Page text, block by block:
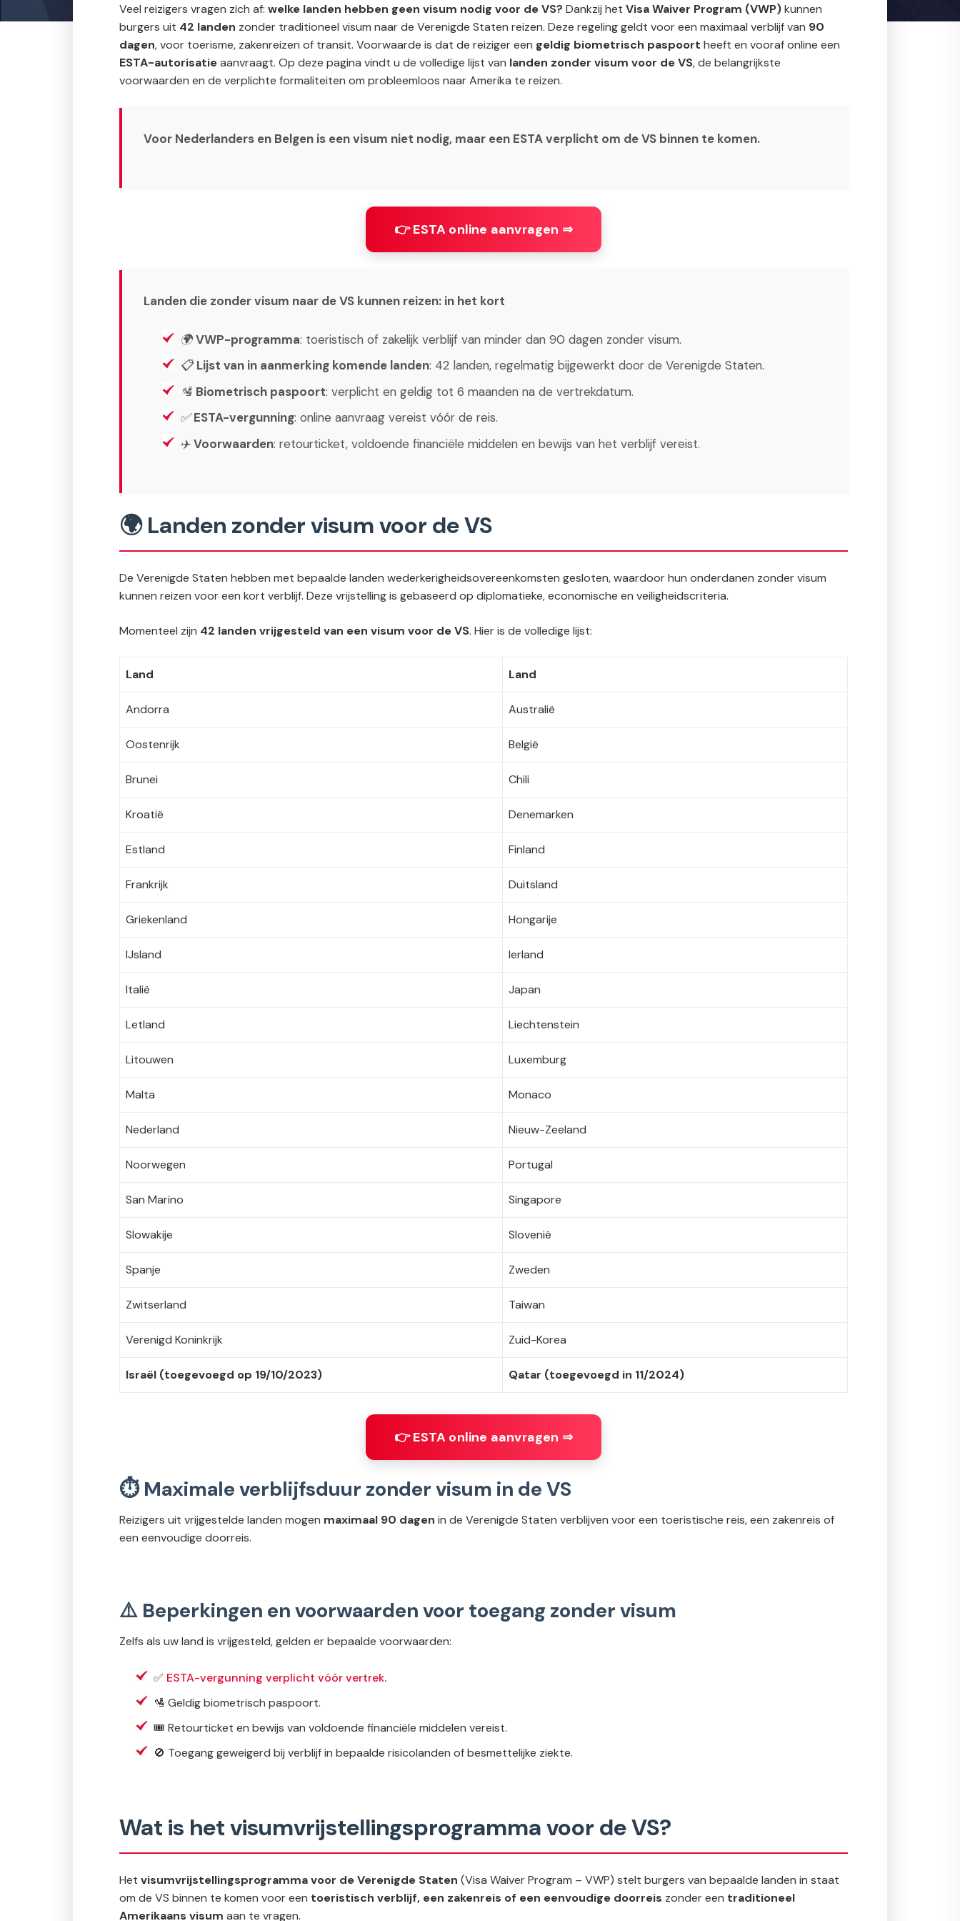
Veel reizigers vragen zich af: welke landen hebben geen visum nodig voor de VS? Dankzij het Visa Waiver Program (VWP)kunnen
burgers uit 42 landen zonder traditioneel visum naar de Verenigde Staten reizen. Deze regeling geldt voor een maximaal verblijf van 90
dagen, voor toerisme, zakenreizen of transit. Voorwaarde is dat de reiziger een geldig biometrisch paspoort heeft en vooraf online een
ESTA-autorisatieaanvraagt. Op deze pagina vindt u de volledige lijst van landen zonder visum voor de VS, de belangrijkste
voorwaarden en de verplichte formaliteiten om probleemloos naar Amerika te reizen.
Voor Nederlanders en Belgen is een visum niet nodig, maar een ESTA verplicht om de VS binnen te komen.
👉 ESTA online aanvragen ⇒
Landen die zonder visum naar de VS kunnen reizen: in het kort
🌍VWP-programma: toeristisch of zakelijk verblijf van minder dan 90 dagen zonder visum.
📋Lijst van in aanmerking komende landen: 42 landen, regelmatig bijgewerkt door de Verenigde Staten.
🛂 Biometrisch paspoort: verplicht en geldig tot 6 maanden na de vertrekdatum.
✅ESTA-vergunning: online aanvraag vereist vóór de reis.
✈️Voorwaarden: retourticket, voldoende financiële middelen en bewijs van het verblijf vereist.
🌍 Landen zonder visum voor de VS
De Verenigde Staten hebben met bepaalde landen wederkerigheidsovereenkomsten gesloten, waardoor hun onderdanen zonder visum
kunnen reizen voor een kort verblijf. Deze vrijstelling is gebaseerd op diplomatieke, economische en veiligheidscriteria.
Momenteel zijn 42 landen vrijgesteld van een visum voor de VS. Hier is de volledige lijst:
Land Land
Andorra Australië
Oostenrijk België
Brunei Chili
Kroatië Denemarken
Estland Finland
Frankrijk Duitsland
Griekenland Hongarije
IJsland Ierland
Italië Japan
Letland Liechtenstein
Litouwen Luxemburg
Malta Monaco
Nederland Nieuw-Zeeland
Noorwegen Portugal
San Marino Singapore
Slowakije Slovenië
Spanje Zweden
Zwitserland Taiwan
Verenigd Koninkrijk Zuid-Korea
Israël (toegevoegd op 19/10/2023) Qatar (toegevoegd in 11/2024)
👉 ESTA online aanvragen ⇒
⏱ Maximale verblijfsduur zonder visum in de VS
Reizigers uit vrijgestelde landen mogen maximaal 90 dagen in de Verenigde Staten verblijven voor een toeristische reis, een zakenreis of
een eenvoudige doorreis.
⚠️ Beperkingen en voorwaarden voor toegang zonder visum
Zelfs als uw land is vrijgesteld, gelden er bepaalde voorwaarden:
✅ ESTA-vergunning verplicht vóór vertrek.
🛂 Geldig biometrisch paspoort.
🎟 Retourticket en bewijs van voldoende financiële middelen vereist.
🚫 Toegang geweigerd bij verblijf in bepaalde risicolanden of besmettelijke ziekte.
Wat is het visumvrijstellingsprogramma voor de VS?
Het visumvrijstellingsprogramma voor de Verenigde Staten (Visa Waiver Program – VWP) stelt burgers van bepaalde landen in staat
om de VS binnen te komen voor een toeristisch verblijf, een zakenreis of een eenvoudige doorreis zonder een traditioneel
Amerikaans visum aan te vragen.